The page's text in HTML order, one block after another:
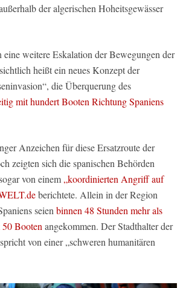
der algerischen Hoheitsgewässer
eine weitere Eskalation der Bewegungen der
heißt ein neues Konzept der
die Überquerung des
mit hundert Booten Richtung Spaniens
Anzeichen für diese Ersatzroute der
zeigten sich die spanischen Behörden
von einem „koordinierten Angriff auf
berichtete. Allein in der Region
seien binnen 48 Stunden mehr als
Booten angekommen. Der Stadthalter der
von einer „schweren humanitären